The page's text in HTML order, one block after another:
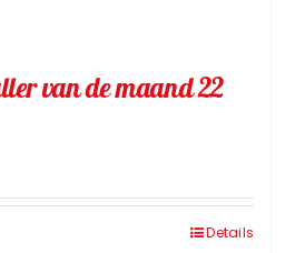
van de maand 22
Details